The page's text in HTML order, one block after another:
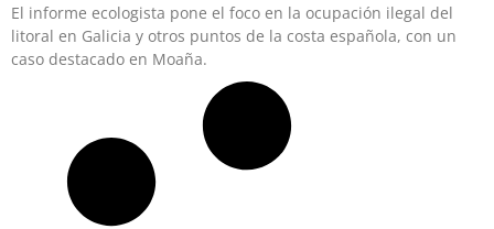
El informe ecologista pone el foco en la ocupación ilegal del
litoral en Galicia y otros puntos de la costa española, con un
caso destacado en Moaña.